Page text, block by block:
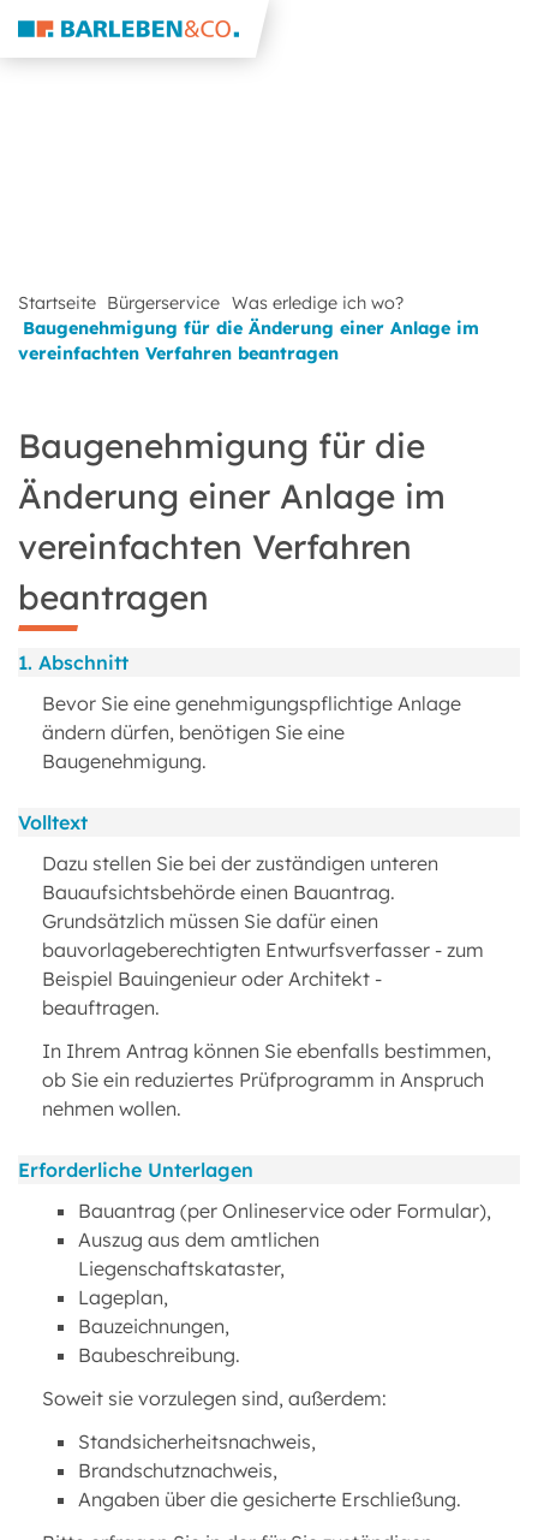
Startseite Bürgerservice Was erledige ich wo?
Baugenehmigung für die Änderung einer Anlage im
vereinfachten Verfahren beantragen
Baugenehmigung für die
Änderung einer Anlage im
vereinfachten Verfahren
beantragen
1. Abschnitt
Bevor Sie eine genehmigungspflichtige Anlage
ändern dürfen, benötigen Sie eine
Baugenehmigung.
Volltext
Dazu stellen Sie bei der zuständigen unteren
Bauaufsichtsbehörde einen Bauantrag.
Grundsätzlich müssen Sie dafür einen
bauvorlageberechtigten Entwurfsverfasser - zum
Beispiel Bauingenieur oder Architekt -
beauftragen.
In Ihrem Antrag können Sie ebenfalls bestimmen,
ob Sie ein reduziertes Prüfprogramm in Anspruch
nehmen wollen.
Erforderliche Unterlagen
Bauantrag (per Onlineservice oder Formular),
Auszug aus dem amtlichen
Liegenschaftskataster,
Lageplan,
Bauzeichnungen,
Baubeschreibung.
Soweit sie vorzulegen sind, außerdem:
Standsicherheitsnachweis,
Brandschutznachweis,
Angaben über die gesicherte Erschließung.